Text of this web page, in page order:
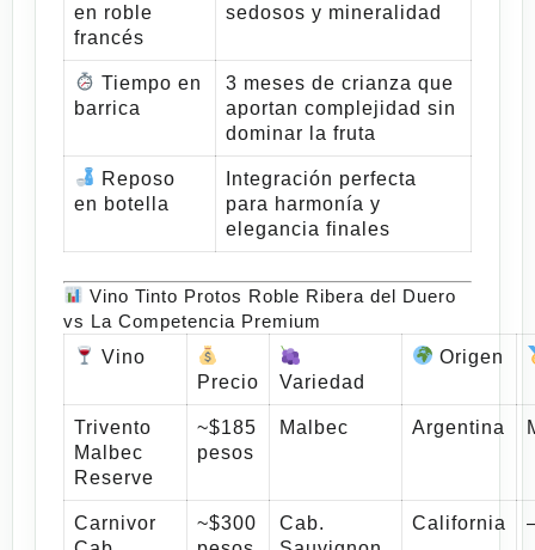
en roble
francés
sedosos y mineralidad
Tiempo en
barrica
3 meses de crianza que
aportan complejidad sin
dominar la fruta
Reposo
en botella
Integración perfecta
para harmonía y
elegancia finales
Vino Tinto Protos Roble Ribera del Duero
vs La Competencia Premium
Vino
Precio
Variedad
Origen
Trivento
Malbec
Reserve
~$185
pesos
Malbec Argentina
Carnivor
~$300
Cab.
California